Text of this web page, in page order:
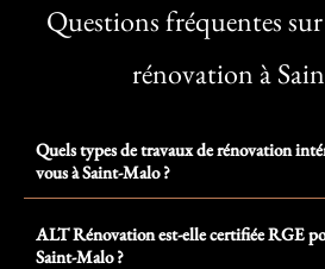
Questions fréquentes sur
rénovation à
Quels types de travaux de rénovation
vous à Saint-Malo ?
ALT Rénovation est-elle certifiée RGE
Saint-Malo ?